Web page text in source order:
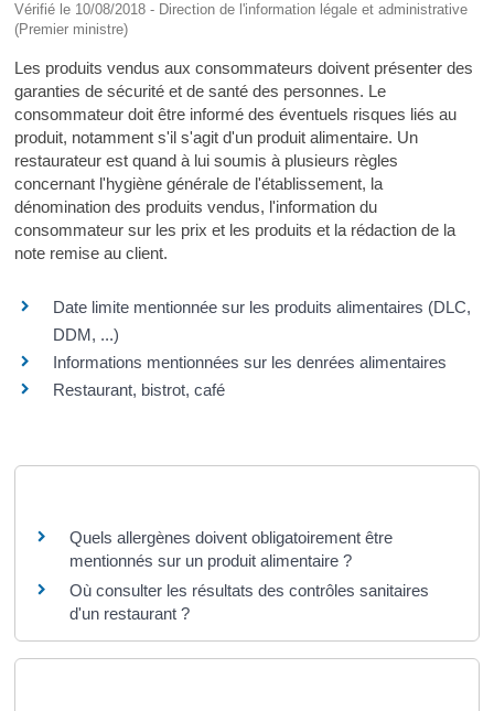
Vérifié le 10/08/2018 - Direction de l'information légale et administrative
(Premier ministre)
Les produits vendus aux consommateurs doivent présenter des
garanties de sécurité et de santé des personnes. Le
consommateur doit être informé des éventuels risques liés au
produit, notamment s'il s'agit d'un produit alimentaire. Un
restaurateur est quand à lui soumis à plusieurs règles
concernant l'hygiène générale de l'établissement, la
dénomination des produits vendus, l'information du
consommateur sur les prix et les produits et la rédaction de la
note remise au client.
Date limite mentionnée sur les produits alimentaires (DLC,
DDM, ...)
Informations mentionnées sur les denrées alimentaires
Restaurant, bistrot, café
Quels allergènes doivent obligatoirement être
mentionnés sur un produit alimentaire ?
Où consulter les résultats des contrôles sanitaires
d'un restaurant ?